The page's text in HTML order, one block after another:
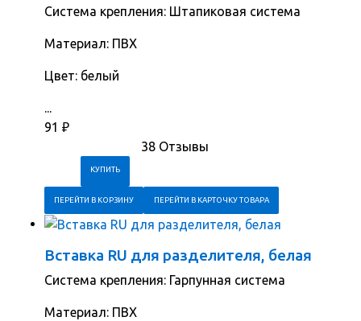
Система крепления: Штапиковая система
Материал: ПВХ
Цвет: белый
91 ₽
38 Отзывы
ПЕРЕЙТИ В КОРЗИНУ ПЕРЕЙТИ В КАРТОЧКУ ТОВАРА
Вставка RU для разделителя, белая
Система крепления: Гарпунная система
Материал: ПВХ